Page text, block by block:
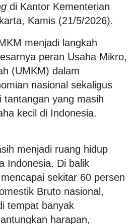
di Kantor Kementerian
Kamis (21/5/2026).
menjadi langkah
peran Usaha Mikro,
(UMKM) dalam
nasional sekaligus
tantangan yang masih
kecil di Indonesia.
menjadi ruang hidup
Indonesia. Di balik
sekitar 60 persen
Bruto nasional,
tempat banyak
harapan,